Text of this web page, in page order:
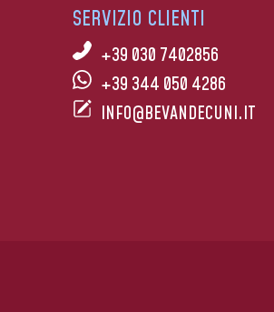
SERVIZIO CLIENTI
+39 030 7402856
+39 344 050 4286
INFO@BEVANDECUNI.IT